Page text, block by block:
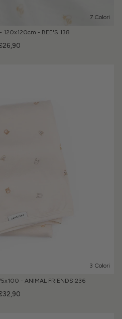
7 Colori
120x120cm - BEE'S 138
3 Colori
- ANIMAL FRIENDS 236